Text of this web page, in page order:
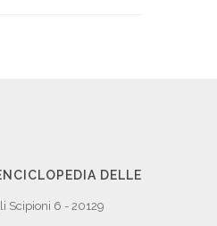
DELLE
Scipioni 6 - 20129